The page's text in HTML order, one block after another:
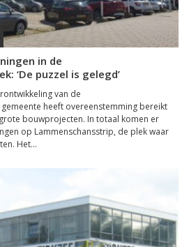
in de
‘De puzzel is gelegd’
van de
heeft overeenstemming bereikt
bouwprojecten. In totaal komen er
op Lammenschansstrip, de plek waar
Het...